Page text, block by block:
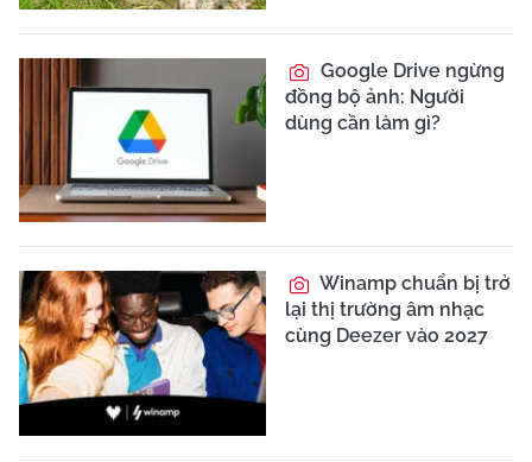
Google Drive ngừng
đồng bộ ảnh: Người
dùng cần làm gì?
Winamp chuẩn bị trở
lại thị trường âm nhạc
cùng Deezer vào 2027